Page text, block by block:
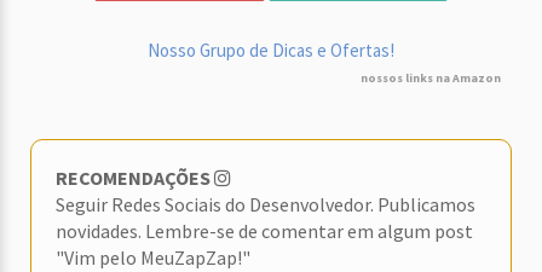
Nosso Grupo de Dicas e Ofertas!
nossos links na Amazon
RECOMENDAÇÕES
Seguir Redes Sociais do Desenvolvedor. Publicamos
novidades. Lembre-se de comentar em algum post
"Vim pelo MeuZapZap!"